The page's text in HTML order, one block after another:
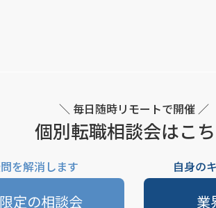
＼ 毎日随時リモートで開催 ／
個別転職相談会はこ
を解消します
定の相談会
自身の
業